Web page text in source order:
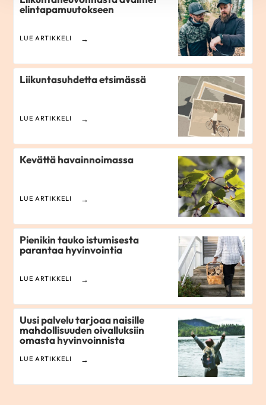
elintapamuutokseen
LUE ARTIKKELI
Liikuntasuhdetta etsimässä
LUE ARTIKKELI
Kevättä havainnoimassa
LUE ARTIKKELI
Pienikin tauko istumisesta
parantaa hyvinvointia
LUE ARTIKKELI
Uusi palvelu tarjoaa naisille
mahdollisuuden oivalluksiin
omasta hyvinvoinnista
LUE ARTIKKELI